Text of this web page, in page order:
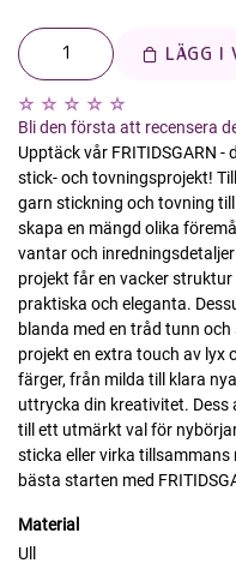
Bli den första att recensera
Upptäck vår FRITIDSGARN
stick- och tovningsprojekt!
garn stickning och tovning till
skapa en mängd olika
vantar och
projekt får en vacker
praktiska och eleganta.
blanda med en tråd tunn och
projekt en extra touch av lyx
färger, från milda till klara
uttrycka din kreativitet.
till ett utmärkt val för
sticka eller virka tillsammans
bästa starten med
Material
Ull